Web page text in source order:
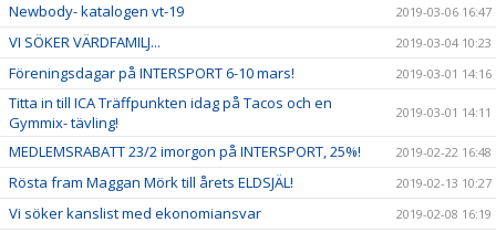
Newbody- katalogen vt-19 2019-03-06 16:47
VI SÖKER VÄRDFAMILJ... 2019-03-04 10:23
Föreningsdagar på INTERSPORT 6-10 mars! 2019-03-01 14:16
Titta in till ICA Träffpunkten idag på Tacos och en
Gymmix- tävling!
2019-03-01 14:11
MEDLEMSRABATT 23/2 imorgon på INTERSPORT, 25%! 2019-02-22 16:48
Rösta fram Maggan Mörk till årets ELDSJÄL! 2019-02-13 10:27
Vi söker kanslist med ekonomiansvar 2019-02-08 16:19